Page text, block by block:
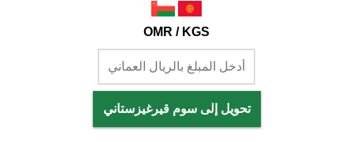
OMR / KGS
تحويل إلى سوم قيرغيزستاني